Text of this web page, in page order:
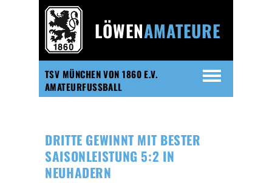
TSV MÜNCHEN VON 1860 E.V.
AMATEURFUSSBALL
LÖWENAMATEURE
DRITTE GEWINNT MIT BESTER
SAISONLEISTUNG 5:2 IN
NEUHADERN